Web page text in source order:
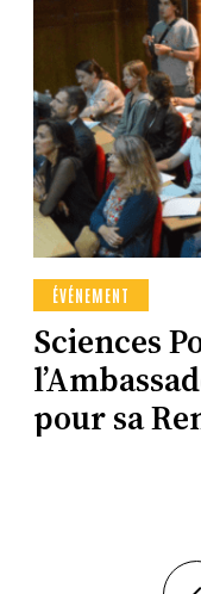
ÉVÉNEMENT
Sciences
pour sa